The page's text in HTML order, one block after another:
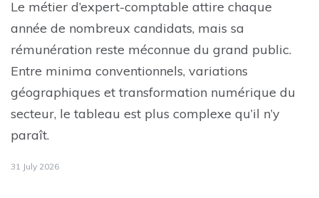
Le métier d’expert-comptable attire chaque
année de nombreux candidats, mais sa
rémunération reste méconnue du grand public.
Entre minima conventionnels, variations
géographiques et transformation numérique du
secteur, le tableau est plus complexe qu’il n’y
paraît.
31 July 2026